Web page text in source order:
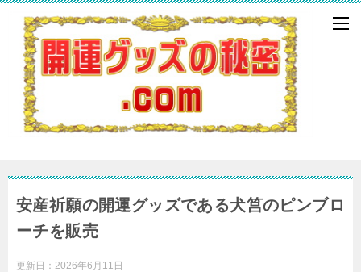
安産祈願の開運グッズである犬筥のピンブロ
ーチを販売
更新日： 2026年6月11日